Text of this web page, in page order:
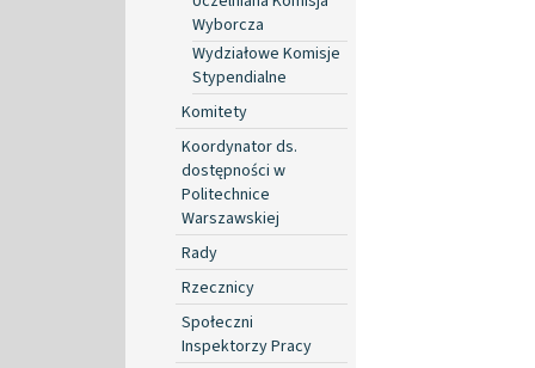
Wyborcza
Wydziałowe Komisje
Stypendialne
Komitety
Koordynator ds.
dostępności w
Politechnice
Warszawskiej
Rady
Rzecznicy
Społeczni
Inspektorzy Pracy